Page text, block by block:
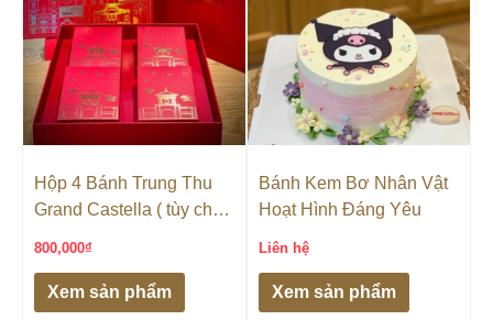
Hộp 4 Bánh Trung Thu
Grand Castella ( tùy chọn
800,000₫
Xem sản phẩm
Bánh Kem Bơ Nhân Vật
Hoạt Hình Đáng Yêu
Liên hệ
Xem sản phẩm